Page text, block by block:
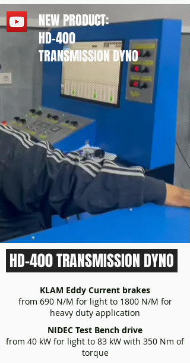
NEW PRODUCT:
HD-400
TRANSMISSION DYNO
HD-400 TRANSMISSION DYNO
KLAM Eddy Current brakes
from 690 N/M for light to 1800 N/M for
heavy duty application
NIDEC Test Bench drive
from 40 kW for light to 83 kW with 350 Nm of
torque